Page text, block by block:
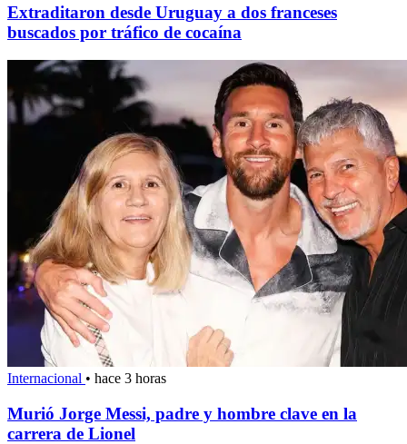
Extraditaron desde Uruguay a dos franceses
buscados por tráfico de cocaína
Internacional • hace 3 horas
Murió Jorge Messi, padre y hombre clave en la
carrera de Lionel